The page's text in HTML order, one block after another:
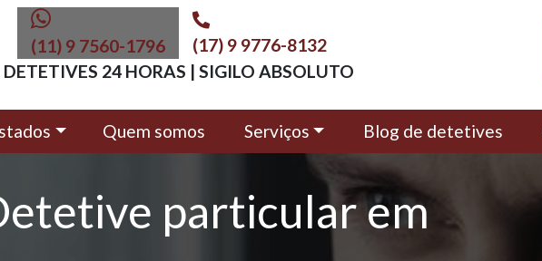
(11) 9 7560-1796
(17) 9 9776-8132
DETETIVES 24 HORAS | SIGILO ABSOLUTO
Quem somos Serviços Blog de detetives
particular em